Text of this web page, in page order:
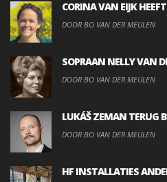
CORINA VAN EIJK
DOOR BO VAN DER MEULEN
SOPRAAN NELLY VAN
DOOR BO VAN DER MEULEN
LUKÁŠ ZEMAN TERUG
DOOR BO VAN DER MEULEN
HF INSTALLATIES